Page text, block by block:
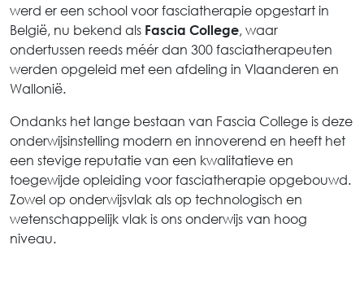
werd er een school voor fasciatherapie opgestart in
België, nu bekend als Fascia College, waar
ondertussen reeds méér dan 300 fasciatherapeuten
werden opgeleid met een afdeling in Vlaanderen en
Wallonië.
Ondanks het lange bestaan van Fascia College is deze
onderwijsinstelling modern en innoverend en heeft het
een stevige reputatie van een kwalitatieve en
toegewijde opleiding voor fasciatherapie opgebouwd.
Zowel op onderwijsvlak als op technologisch en
wetenschappelijk vlak is ons onderwijs van hoog
niveau.